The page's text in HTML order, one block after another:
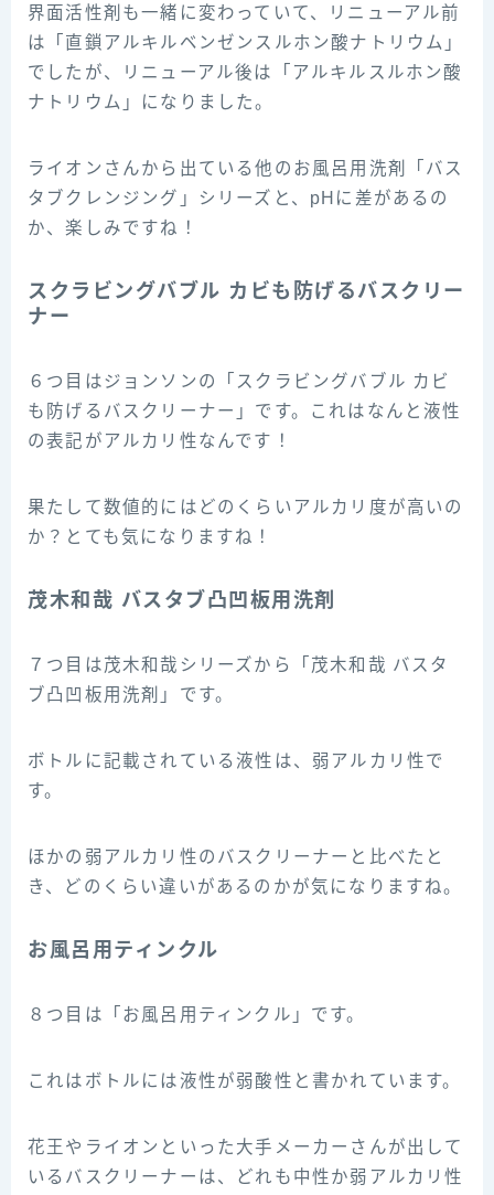
界面活性剤も一緒に変わっていて、リニューアル前
は「直鎖アルキルベンゼンスルホン酸ナトリウム」
でしたが、リニューアル後は「アルキルスルホン酸
ナトリウム」になりました。
ライオンさんから出ている他のお風呂用洗剤「バス
タブクレンジング」シリーズと、pHに差があるの
か、楽しみですね！
スクラビングバブル カビも防げるバスクリー
ナー
６つ目はジョンソンの「スクラビングバブル カビ
も防げるバスクリーナー」です。これはなんと液性
の表記がアルカリ性なんです！
果たして数値的にはどのくらいアルカリ度が高いの
か？とても気になりますね！
茂木和哉 バスタブ凸凹板用洗剤
７つ目は茂木和哉シリーズから「茂木和哉 バスタ
ブ凸凹板用洗剤」です。
ボトルに記載されている液性は、弱アルカリ性で
す。
ほかの弱アルカリ性のバスクリーナーと比べたと
き、どのくらい違いがあるのかが気になりますね。
お風呂用ティンクル
８つ目は「お風呂用ティンクル」です。
これはボトルには液性が弱酸性と書かれています。
花王やライオンといった大手メーカーさんが出して
いるバスクリーナーは、どれも中性か弱アルカリ性